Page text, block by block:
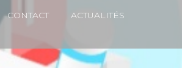
CONTACT ACTUALITÉS